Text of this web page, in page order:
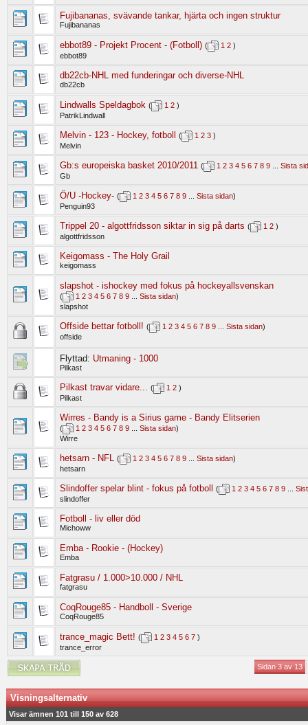
Fujibananas, svävande tankar, hjärta och ingen struktur
Fujibananas
ebbot89 - Projekt Procent - (Fotboll) ( 1 2 )
ebbot89
db22cb-NHL med funderingar och diverse-NHL
db22cb
Lindwalls Speldagbok ( 1 2 )
PatrikLindwall
Melvin - 123 - Hockey, fotboll ( 1 2 3 )
Melvin
Gb:s europeiska basket 2010/2011 ( 1 2 3 4 5 6 7 8 9
Sista
Gb
Ö/U -Hockey- ( 1 2 3 4 5 6 7 8 9 Sista sidan)
Penguin93
Trippel 20 - algottfridsson siktar in sig på darts ( 1 2 )
algottfridsson
Keigomass - The Holy Grail
keigomass
slapshot - ishockey med fokus på hockeyallsvenskan
( 1 2 3 4 5 6 7 8 9 Sista sidan)
slapshot
Offside bettar fotboll! ( 1 2 3 4 5 6 7 8 9 Sista sidan)
offside
Flyttad: Utmaning - 1000
Pilkast
Pilkast travar vidare... ( 1 2 )
Pilkast
Wirres - Bandy is a Sirius game - Bandy Elitserien
( 1 2 3 4 5 6 7 8 9 Sista sidan)
Wirre
hetsarn - NFL ( 1 2 3 4 5 6 7 8 9 Sista sidan)
hetsarn
Slindoffer spelar blint - fokus på fotboll ( 1 2 3 4 5 6 7 8 9
slindoffer
Fotboll - liv eller död
Michoww
Emba - Rookie - (Hockey)
Emba
Fatgrasu / 1.000>10.000 / NHL
fatgrasu
CoqRouge85 - Handboll - Sverige
CoqRouge85
trance_magic Bett! ( 1 2 3 4 5 6 7 )
trance_error
Sidan 3 av 13
Visningsalternativ
Visar ämnen 101 till 150 av 628